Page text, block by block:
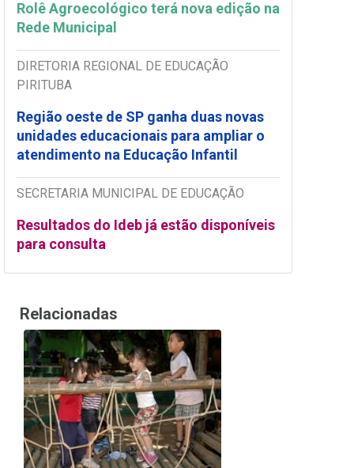
Rolê Agroecológico terá nova edição na
Rede Municipal
DIRETORIA REGIONAL DE EDUCAÇÃO
PIRITUBA
Região oeste de SP ganha duas novas
unidades educacionais para ampliar o
atendimento na Educação Infantil
SECRETARIA MUNICIPAL DE EDUCAÇÃO
Resultados do Ideb já estão disponíveis
para consulta
Relacionadas